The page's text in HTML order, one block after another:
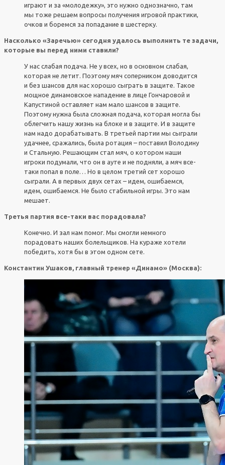
играют и за «молодежку», это нужно однозначно, там
мы тоже решаем вопросы получения игровой практики,
очков и боремся за попадание в шестерку.
Насколько «Заречью» сегодня удалось выполнить те задачи,
которые вы перед ними ставили?
У нас слабая подача. Не у всех, но в основном слабая,
которая не летит. Поэтому мяч соперником доводится
и без шансов для нас хорошо сыграть в защите. Такое
мощное динамовское нападение в лице Гончаровой и
Капустиной оставляет нам мало шансов в защите.
Поэтому нужна была сложная подача, которая могла бы
облегчить нашу жизнь на блоке и в защите. И в защите
нам надо дорабатывать. В третьей партии мы сыграли
удачнее, сражались, была ротация – поставил Володину
и Стальную. Решающим стал мяч, о котором наши
игроки подумали, что он в ауте и не подняли, а мяч все-
таки попал в поле… Но в целом третий сет хорошо
сыграли. А в первых двух сетах – идем, ошибаемся,
идем, ошибаемся. Не было стабильной игры. Это нам
мешает.
Третья партия все-таки вас порадовала?
Конечно. И зал нам помог. Мы смогли немного
порадовать наших болельщиков. На кураже хотели
победить, хотя бы в этом одном сете.
Константин Ушаков, главный тренер «Динамо» (Москва):